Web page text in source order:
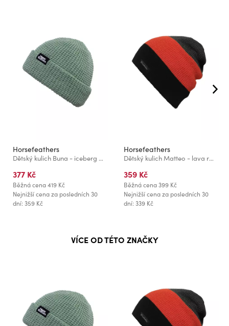
Horsefeathers
Dětský kulich Buna - iceberg green
377 Kč
Běžná cena419 Kč
Nejnižší cena za posledních 30
dní: 359 Kč
Horsefeathers
Dětský kulich Matteo - lava red
359 Kč
Běžná cena399 Kč
Nejnižší cena za posledních 30
dní: 339 Kč
VÍCE OD TÉTO ZNAČKY